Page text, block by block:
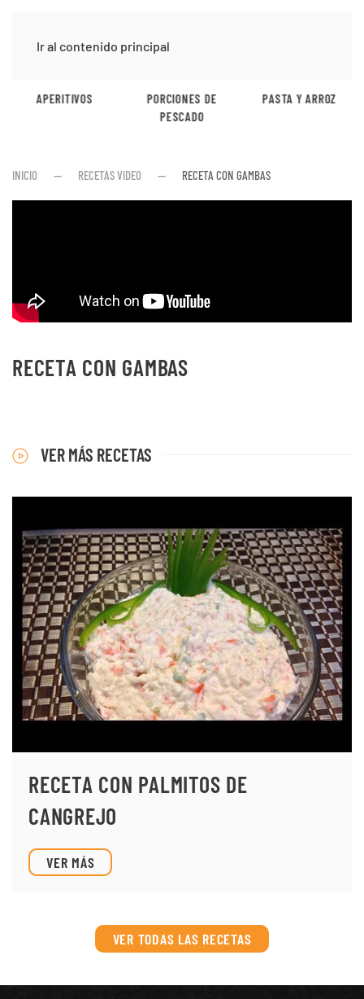
Ir al contenido principal
APERITIVOS
PORCIONES DE
PESCADO
PASTA Y ARROZ
INICIO RECETAS VIDEO RECETA CON GAMBAS
RECETA CON GAMBAS
VER MÁS RECETAS
RECETA CON PALMITOS DE
CANGREJO
VER MÁS
VER TODAS LAS RECETAS